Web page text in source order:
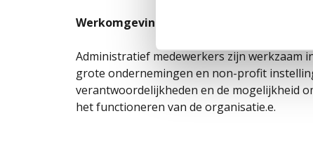
Werkomgevingen
Administratief medewerkers zijn werkzaam
grote ondernemingen en non-profit
verantwoordelijkheden en de mogelijkheid
het functioneren van de organisatie.e.